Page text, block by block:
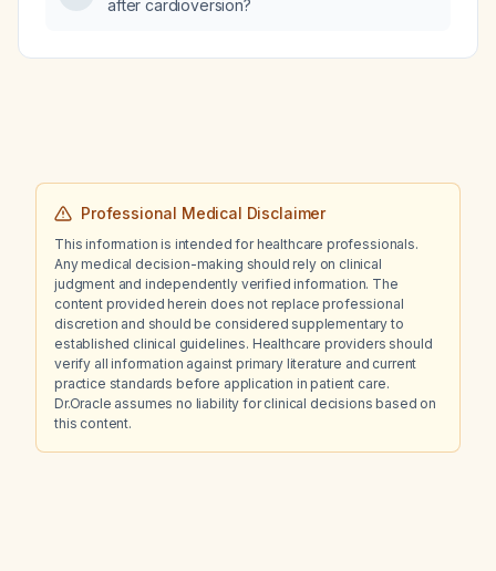
bilateral throbbing temple pain, and
after cardioversion?
Professional Medical Disclaimer
This information is intended for healthcare professionals.
Any medical decision-making should rely on clinical
judgment and independently verified information. The
content provided herein does not replace professional
discretion and should be considered supplementary to
established clinical guidelines. Healthcare providers should
verify all information against primary literature and current
practice standards before application in patient care.
Dr.Oracle assumes no liability for clinical decisions based on
this content.